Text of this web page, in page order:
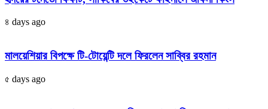
৪ days ago
মালয়েশিয়ার বিপক্ষে টি-টোয়েন্টি দলে ফিরলেন সাব্বির রহমান
৫ days ago